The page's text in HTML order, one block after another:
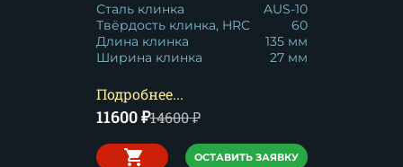
Сталь клинка
AUS-10
Твёрдость клинка, HRC
60
Длина клинка
135 мм
Ширина клинка
27 мм
Подробнее...
11600₽14600₽
ОСТАВИТЬ ЗАЯВКУ